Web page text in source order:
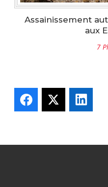
Assainissement
aux
7
Facebook